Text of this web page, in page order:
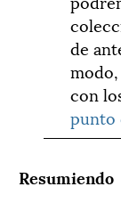
de
con
punto
Resumiendo